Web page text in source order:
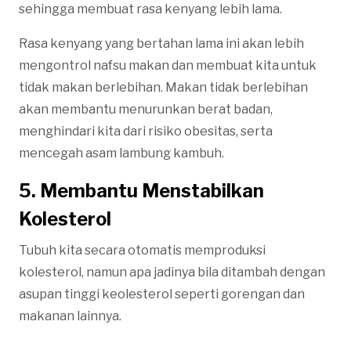
sehingga membuat rasa kenyang lebih lama.
Rasa kenyang yang bertahan lama ini akan lebih
mengontrol nafsu makan dan membuat kita untuk
tidak makan berlebihan. Makan tidak berlebihan
akan membantu menurunkan berat badan,
menghindari kita dari risiko obesitas, serta
mencegah asam lambung kambuh.
5. Membantu Menstabilkan
Kolesterol
Tubuh kita secara otomatis memproduksi
kolesterol, namun apa jadinya bila ditambah dengan
asupan tinggi keolesterol seperti gorengan dan
makanan lainnya.